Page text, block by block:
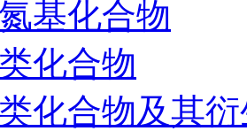
基化合物
化合物
化合物及其